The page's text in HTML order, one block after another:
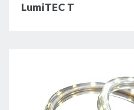
LumiTEC T